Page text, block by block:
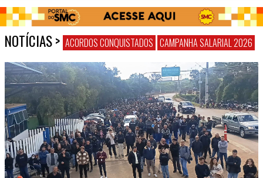
NOTÍCIAS> ACORDOS CONQUISTADOS CAMPANHA SALARIAL 2026